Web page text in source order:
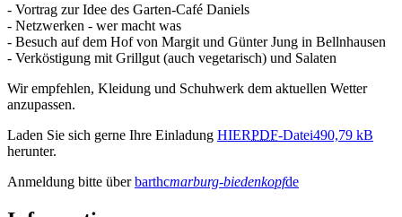
- Vortrag zur Idee des Garten-Café Daniels
- Netzwerken - wer macht was
- Besuch auf dem Hof von Margit und Günter Jung in Bellnhausen
- Verköstigung mit Grillgut (auch vegetarisch) und Salaten
Wir empfehlen, Kleidung und Schuhwerk dem aktuellen Wetter
anzupassen.
Laden Sie sich gerne Ihre Einladung HIERPDF-Datei490,79 kB
herunter.
Anmeldung bitte überbarthcmarburg-biedenkopfde